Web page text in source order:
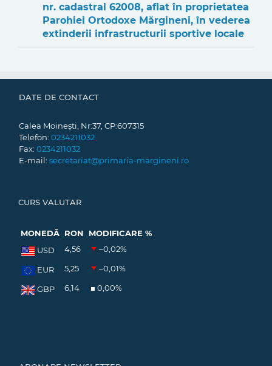
nr. cadastral 62008, aflat în proprietatea
Parohiei Ortodoxe Mărgineni, în vederea
extinderii infrastructurii sportive locale
DATE DE CONTACT
Calea Moinești, Nr:37, CP:607315
Telefon: 0234211032
Fax: 0234211032
E-mail: secretariat@primaria-margineni.ro
CURS VALUTAR
MONEDĂ RON
MODIFICARE %
USD
4,56 –0,02%
EUR 5,25 –0,01%
GBP 6,14 0,00%